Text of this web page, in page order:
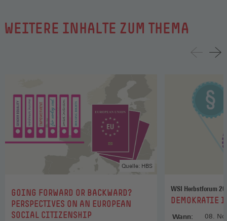
WEITERE INHALTE ZUM THEMA
:GOING FORWARD OR BACKWARD?
PERSPECTIVES ON AN EUROPEAN
SOCIAL CITIZENSHIP
Quelle: HBS
WSI Herbstforum
:DEMOKRATIE
Wann: 08.